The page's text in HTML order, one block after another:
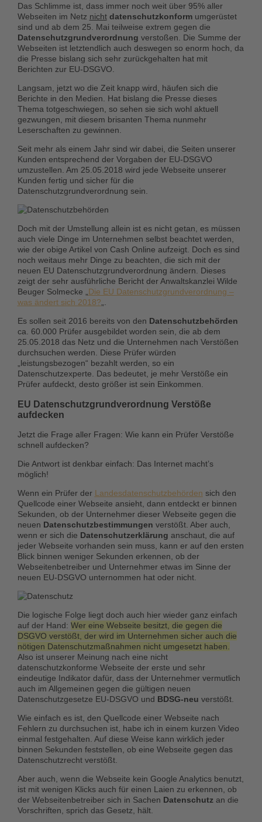
Das Schlimme ist, dass immer noch weit über 95% aller
Webseiten im Netz nicht datenschutzkonformumgerüstet
sind und ab dem 25. Mai teilweise extrem gegen die
Datenschutzgrundverordnung verstoßen. Die Summe der
Webseiten ist letztendlich auch deswegen so enorm hoch, da
die Presse bislang sich sehr zurückgehalten hat mit
Berichten zur EU-DSGVO.
Langsam, jetzt wo die Zeit knapp wird, häufen sich die
Berichte in den Medien. Hat bislang die Presse dieses
Thema totgeschwiegen, so sehen sie sich wohl aktuell
gezwungen, mit diesem brisanten Thema nunmehr
Leserschaften zu gewinnen.
Seit mehr als einem Jahr sind wir dabei, die Seiten unserer
Kunden entsprechend der Vorgaben der EU-DSGVO
umzustellen. Am 25.05.2018 wird jede Webseite unserer
Kunden fertig und sicher für die
Datenschutzgrundverordnung sein.
Doch mit der Umstellung allein ist es nicht getan, es müssen
auch viele Dinge im Unternehmen selbst beachtet werden,
wie der obige Artikel von Cash Online aufzeigt. Doch es sind
noch weitaus mehr Dinge zu beachten, die sich mit der
neuen EU Datenschutzgrundverordnung ändern. Dieses
zeigt der sehr ausführliche Bericht der Anwaltskanzlei Wilde
Beuger Solmecke „ Die EU Datenschutzgrundverordnung –
was ändert sich 2018?
Es sollen seit 2016 bereits von den Datenschutzbehörden
ca. 60.000 Prüfer ausgebildet worden sein, die ab dem
25.05.2018 das Netz und die Unternehmen nach Verstößen
durchsuchen werden. Diese Prüfer würden
„leistungsbezogen“ bezahlt werden, so ein
Datenschutzexperte. Das bedeutet, je mehr Verstöße ein
Prüfer aufdeckt, desto größer ist sein Einkommen.
EU Datenschutzgrundverordnung Verstöße
aufdecken
Jetzt die Frage aller Fragen: Wie kann ein Prüfer Verstöße
schnell aufdecken?
Die Antwort ist denkbar einfach: Das Internet macht’s
möglich!
Wenn ein Prüfer der Landesdatenschutzbehörden sich den
Quellcode einer Webseite ansieht, dann entdeckt er binnen
Sekunden, ob der Unternehmer dieser Webseite gegen die
neuen Datenschutzbestimmungen verstößt. Aber auch,
wenn er sich die Datenschutzerklärung anschaut, die auf
jeder Webseite vorhanden sein muss, kann er auf den ersten
Blick binnen weniger Sekunden erkennen, ob der
Webseitenbetreiber und Unternehmer etwas im Sinne der
neuen EU-DSGVO unternommen hat oder nicht.
Die logische Folge liegt doch auch hier wieder ganz einfach
auf der Hand: Wer eine Webseite besitzt, die gegen die
DSGVO verstößt, der wird im Unternehmen sicher auch die
nötigen Datenschutzmaßnahmen nicht umgesetzt haben.
Also ist unserer Meinung nach eine nicht
datenschutzkonforme Webseite der erste und sehr
eindeutige Indikator dafür, dass der Unternehmer vermutlich
auch im Allgemeinen gegen die gültigen neuen
Datenschutzgesetze EU-DSGVO und BDSG-neu verstößt.
Wie einfach es ist, den Quellcode einer Webseite nach
Fehlern zu durchsuchen ist, habe ich in einem kurzen Video
einmal festgehalten. Auf diese Weise kann wirklich jeder
binnen Sekunden feststellen, ob eine Webseite gegen das
Datenschutzrecht verstößt.
Aber auch, wenn die Webseite kein Google Analytics benutzt,
ist mit wenigen Klicks auch für einen Laien zu erkennen, ob
der Webseitenbetreiber sich in Sachen Datenschutzan die
Vorschriften, sprich das Gesetz, hält.